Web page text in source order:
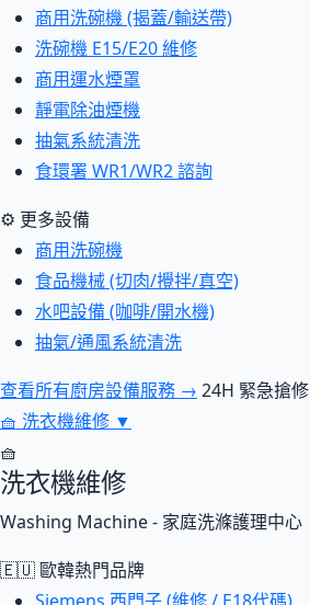
商用洗碗機 (揭蓋/輸送帶)
洗碗機 E15/E20 維修
商用運水煙罩
靜電除油煙機
抽氣系統清洗
食環署 WR1/WR2 諮詢
⚙ 更多設備
商用洗碗機
食品機械 (切肉/攪拌/真空)
水吧設備 (咖啡/開水機)
抽氣/通風系統清洗
查看所有廚房設備服務 → 24H 緊急搶修
🧺 洗衣機維修 ▼
🧺
洗衣機維修
Washing Machine - 家庭洗滌護理中心
🇪🇺 歐韓熱門品牌